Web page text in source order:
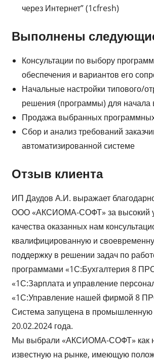
через Интернет” (1cfresh)
Выполнены
Консультации по выбору
обеспечения и вариантов его
Начальные настройки типового/
решения (программы) для начала
Продажа выбранных
Сбор и анализ требований
автоматизированной системе
Отзыв клиента
ИП Даудов А.И. выражает
ООО «АКСИОМА-СОФТ» за высокий
качества оказанных нам
квалифицированную и
поддержку в решении задач по
программами «1С:Бухгалтерия 8
«1С:Зарплата и управление
«1С:Управление нашей фирмой 8
Система запущена в промышленную
20.02.2024 года.
Мы выбрали «АКСИОМА-СОФТ» как
известную на рынке, имеющую